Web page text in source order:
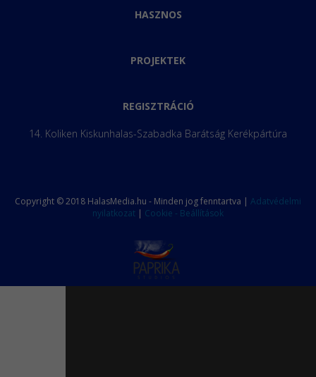
HASZNOS
PROJEKTEK
REGISZTRÁCIÓ
14. Koliken Kiskunhalas-Szabadka Barátság Kerékpártúra
Copyright © 2018 HalasMedia.hu - Minden jog fenntartva | Adatvédelmi
nyilatkozat | Cookie - Beállítások